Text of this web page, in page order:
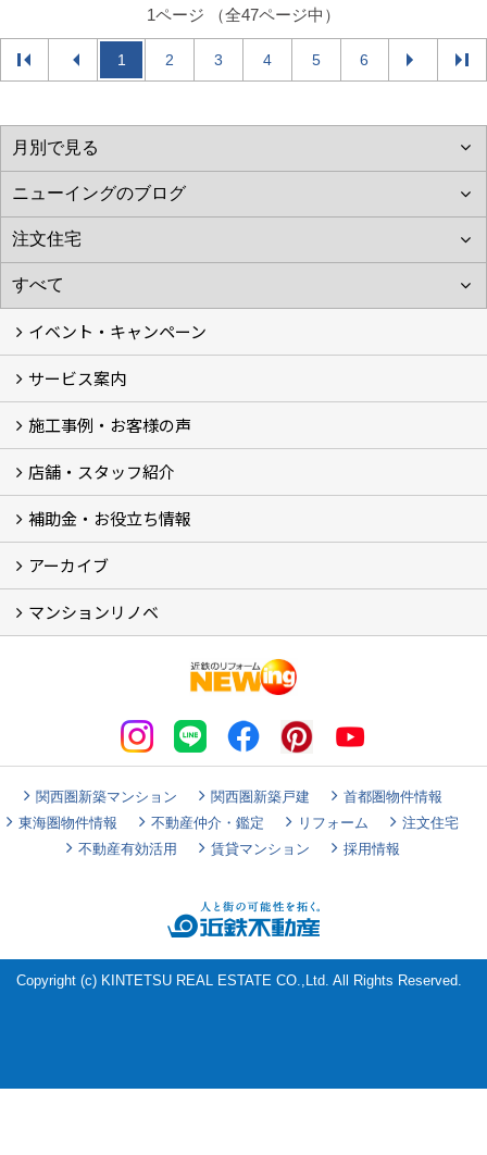
1ページ （全47ページ中）
1 2 3 4 5 6
イベント・キャンペーン
最新のイベント・キャンペーン情報
過去のイベント・キャンペーン
サービス案内
リフォームメニュー (17)
マンションリノベ
外壁塗装リフォーム
防音室リフォーム
近鉄不動産のドッグリフォーム by K・DogSpa
住まいの無料点検
リフォームの流れ
リフォーム成功のQ＆A
保証とアフターサービス
私たちが大切にしていること
安心のリフォーム体制
施工担当者の想い
多種多様なニーズに応える提案力
施工事例・お客様の声
施工事例集
ビフォーアフター集
お客様の声
店舗・スタッフ紹介
店舗 (12)
スタッフ
Googleクチコミ評価
近鉄のリフォーム NEWing (2)
補助金・お役立ち情報
補助金・税制 (3)
コラム
ＳＮＳ
アーカイブ
【アーカイブ】近鉄の健康コラム（全9回） (10)
【アーカイブ】住まいのお役立ち情報（全10回） (11)
マンションリノベ
関西圏新築マンション 関西圏新築戸建
首都圏物件情報
東海圏物件情報
不動産仲介・鑑定 リフォーム
注文住宅
不動産有効活用
賃貸マンション 採用情報
Copyright (c) KINTETSU REAL ESTATE CO.,Ltd. All Rights Reserved.